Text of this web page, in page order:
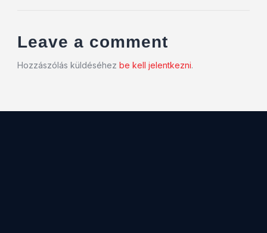
Leave a comment
Hozzászólás küldéséhez be kell jelentkezni.